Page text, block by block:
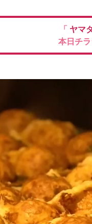
「 ヤマ
本日チ